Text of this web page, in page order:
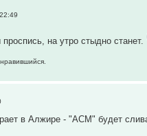
на утро стыдно станет.
в Алжире - "АСМ" будет